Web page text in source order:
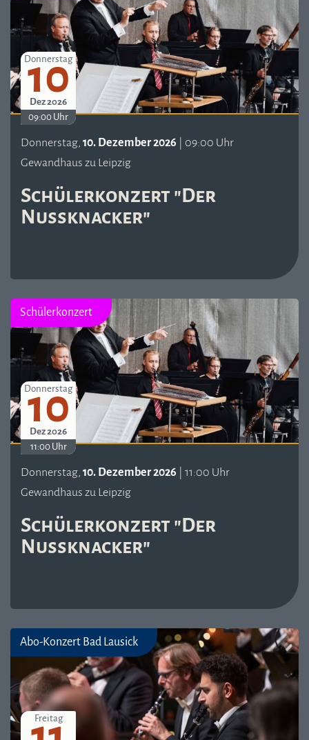
Donnerstag
10
Dez 2026
09:00 Uhr
Donnerstag, 10. Dezember 2026 | 09:00 Uhr
Gewandhaus zu Leipzig
Schülerkonzert "Der
Nussknacker"
Schülerkonzert
Donnerstag
10
Dez 2026
11:00 Uhr
Donnerstag, 10. Dezember 2026 | 11:00 Uhr
Gewandhaus zu Leipzig
Schülerkonzert "Der
Nussknacker"
Abo-Konzert Bad Lausick
Freitag